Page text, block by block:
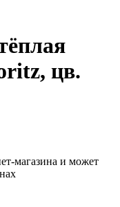
цв.
магазина и может